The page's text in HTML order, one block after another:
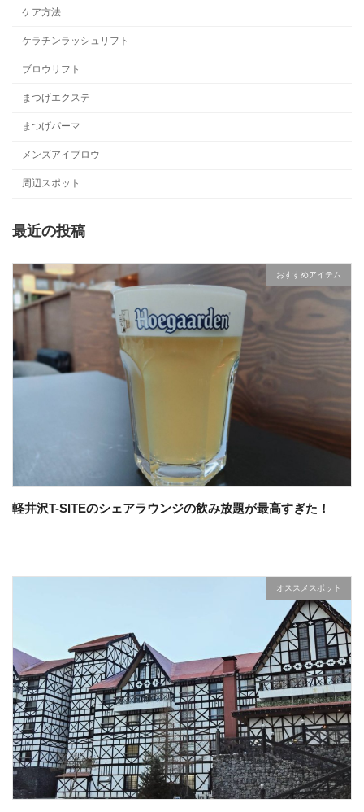
ケア方法
ケラチンラッシュリフト
ブロウリフト
まつげエクステ
まつげパーマ
メンズアイブロウ
周辺スポット
最近の投稿
おすすめアイテム
軽井沢T-SITEのシェアラウンジの飲み放題が最高すぎた！
オススメスポット